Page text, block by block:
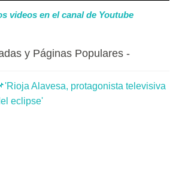
videos en el canal de Youtube
y Páginas Populares
Alavesa, protagonista televisiva
eclipse'